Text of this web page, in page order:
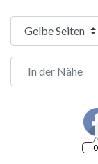
Suchtyp auswählen
In der Nähe
0